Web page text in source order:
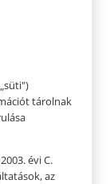
ezért
krémek,
betérsz a
tárolnak
évi C.
az